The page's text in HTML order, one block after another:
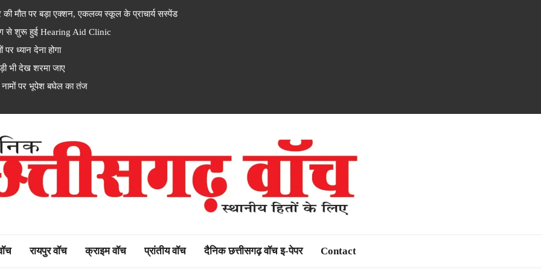
की मौत पर बड़ा एक्शन, एकलव्य स्कूल के प्राचार्य सस्पेंड
से शुरू हुई Hearing Aid Clinic
ध्यान देना होगा
भी देख शरमा जाए
पर भूपेश बघेल का तंज
watch
रायपुर वॉच क्राइम वॉच प्रांतीय वॉच दैनिक छत्तीसगढ़ वॉच इ-पेपर Contact